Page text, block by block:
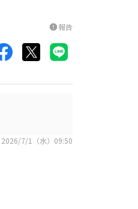
report報告
2026/7/1（水）09:50